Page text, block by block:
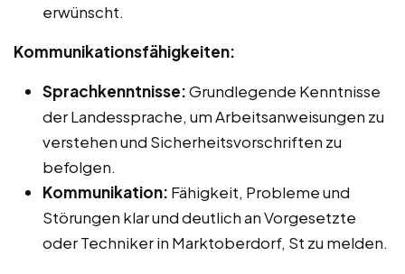
erwünscht.
Kommunikationsfähigkeiten:
Sprachkenntnisse:Grundlegende Kenntnisse
der Landessprache, um Arbeitsanweisungen zu
verstehen und Sicherheitsvorschriften zu
befolgen.
Kommunikation: Fähigkeit, Probleme und
Störungen klar und deutlich an Vorgesetzte
oder Techniker in Marktoberdorf, St zu melden.